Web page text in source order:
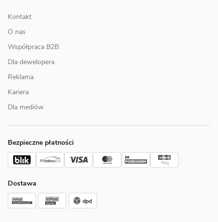
Kontakt
O nas
Współpraca B2B
Dla dewelopera
Reklama
Kariera
Dla mediów
Bezpieczne płatności
Dostawa